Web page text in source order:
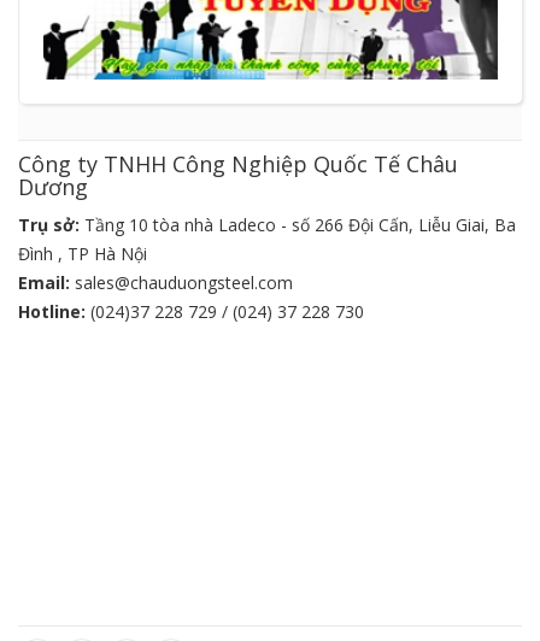
Công ty TNHH Công Nghiệp Quốc Tế Châu
Dương
Trụ sở: Tầng 10 tòa nhà Ladeco - số 266 Đội Cấn, Liễu Giai, Ba
Đình , TP Hà Nội
Email: sales@chauduongsteel.com
Hotline: (024)37 228 729 / (024) 37 228 730